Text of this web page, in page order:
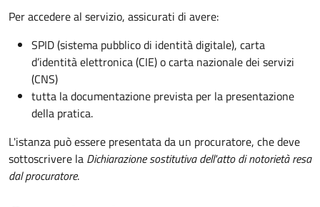
Per accedere al servizio, assicurati di avere:
SPID (sistema pubblico di identità digitale), carta
d’identità elettronica (CIE) o carta nazionale dei servizi
(CNS)
tutta la documentazione prevista per la presentazione
della pratica.
L'istanza può essere presentata da un procuratore, che deve
sottoscrivere la Dichiarazione sostitutiva dell'atto di notorietà resa
dal procuratore.